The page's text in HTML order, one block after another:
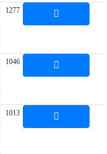
1277
1046
1013